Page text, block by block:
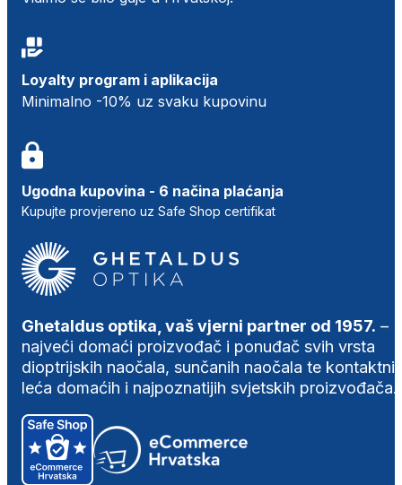
Loyalty program i aplikacija
Minimalno -10% uz svaku kupovinu
Ugodna kupovina - 6 načina plaćanja
Kupujte provjereno uz Safe Shop certifikat
Ghetaldus optika, vaš vjerni partner od 1957. –
najveći domaći proizvođač i ponuđač svih vrsta
dioptrijskih naočala, sunčanih naočala te
leća domaćih i najpoznatijih svjetskih proizvođača.